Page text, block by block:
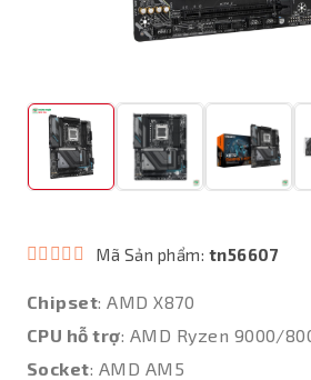
Mã Sản phẩm: tn56607
Chipset: AMD X870
CPU hỗ trợ: AMD Ryzen 9000/
Socket: AMD AM5